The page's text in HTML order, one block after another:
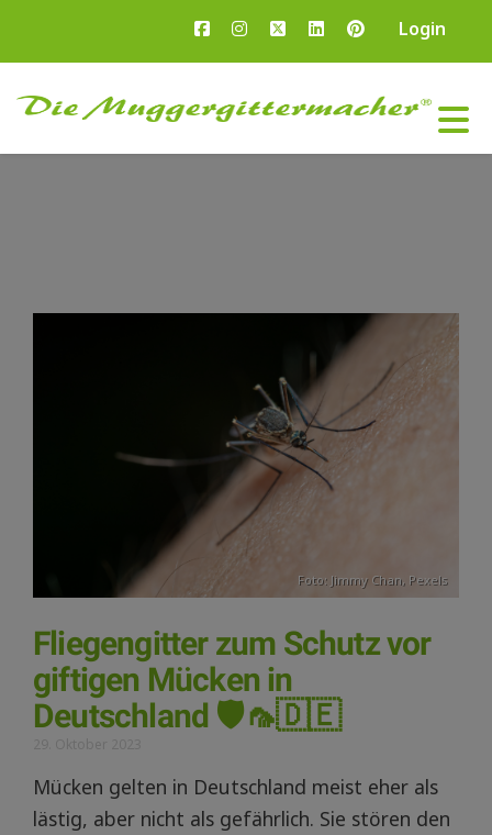
Login
Foto: Jimmy Chan, Pexels
Fliegengitter zum Schutz vor
giftigen Mücken in
Deutschland 🛡️🦟🇩🇪
Mücken gelten in Deutschland meist eher als
lästig, aber nicht als gefährlich. Sie stören den